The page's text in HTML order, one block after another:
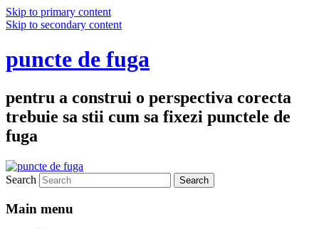
Skip to primary content
Skip to secondary content
puncte de fuga
pentru a construi o perspectiva corecta
trebuie sa stii cum sa fixezi punctele de
fuga
Search
Main menu